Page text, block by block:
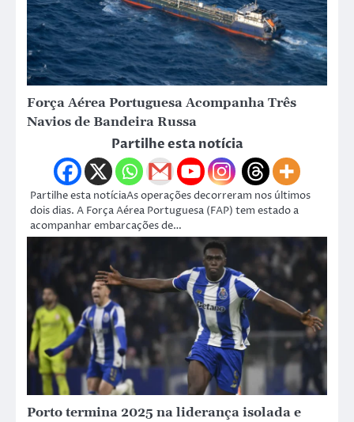
Força Aérea Portuguesa Acompanha Três
Navios de Bandeira Russa
Partilhe esta notícia
Partilhe esta notíciaAs operações decorreram nos últimos
dois dias. A Força Aérea Portuguesa (FAP) tem estado a
acompanhar embarcações de…
Porto termina 2025 na liderança isolada e